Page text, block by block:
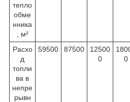
тепло
обме
нника
, м²
Расхо
д
топли
ва в
непре
рывн
59500 87500
12500
0
0